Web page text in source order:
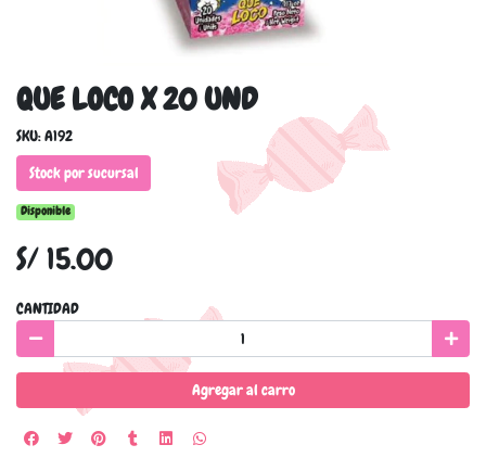
QUE LOCO X 20 UND
SKU: A192
Stock por sucursal
Disponible
S/ 15.00
CANTIDAD
Agregar al carro